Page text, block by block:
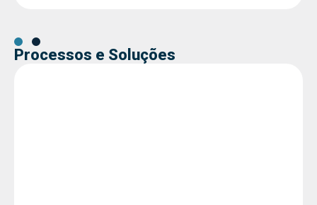
Processos e Soluções